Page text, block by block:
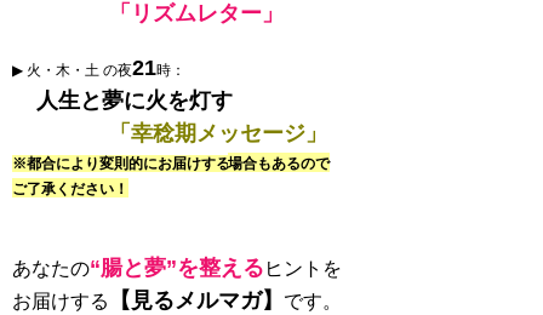
「リズムレター」
▶ 火・木・土 の夜21時：
人生と夢に火を灯す
「幸稔期メッセージ」
※都合により変則的にお届けする場合もあるので
ご了承ください！
あなたの“腸と夢”を整える ヒントを
お届けする
【見るメルマガ】 です。